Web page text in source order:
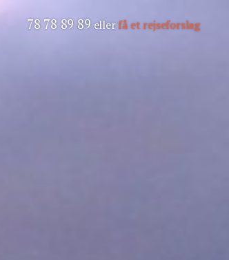
78 78 89 89ellerfå et rejseforslag